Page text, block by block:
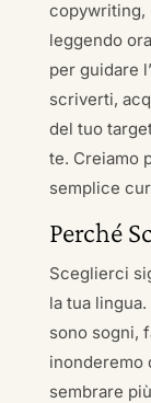
copywriting,
leggendo
per guidare
scriverti,
del tuo
te. Creiamo
semplice
Perché
Sceglierci
la tua
sono sogni,
inonderemo
sembrare